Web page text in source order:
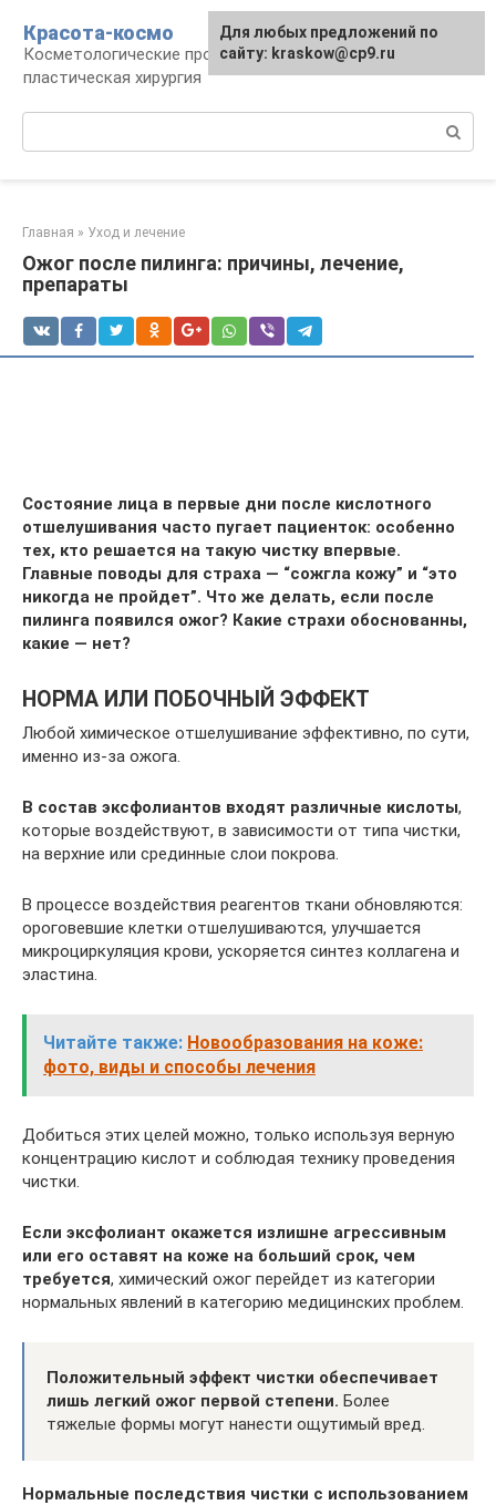
контенту
Красота-космо
Косметологические процедуры,
пластическая хирургия
Главная » Уход и лечение
Ожог после пилинга: причины, лечение,
препараты
Состояние лица в первые дни после кислотного
отшелушивания часто пугает пациенток: особенно
тех, кто решается на такую чистку впервые.
Главные поводы для страха — “сожгла кожу” и “это
никогда не пройдет”. Что же делать, если после
пилинга появился ожог? Какие страхи обоснованны,
какие — нет?
НОРМА ИЛИ ПОБОЧНЫЙ ЭФФЕКТ
Любой химическое отшелушивание эффективно, по сути,
именно из-за ожога.
В состав эксфолиантов входят различные кислоты,
которые воздействуют, в зависимости от типа чистки,
на верхние или срединные слои покрова.
В процессе воздействия реагентов ткани обновляются:
ороговевшие клетки отшелушиваются, улучшается
микроциркуляция крови, ускоряется синтез коллагена и
эластина.
Читайте также: Новообразования на коже:
фото, виды и способы лечения
Добиться этих целей можно, только используя верную
концентрацию кислот и соблюдая технику проведения
чистки.
Если эксфолиант окажется излишне агрессивным
или его оставят на коже на больший срок, чем
требуется, химический ожог перейдет из категории
нормальных явлений в категорию медицинских проблем.
Положительный эффект чистки обеспечивает
лишь легкий ожог первой степени. Более
тяжелые формы могут нанести ощутимый вред.
Нормальные последствия чистки с использованием
Для любых предложений по
сайту: kraskow@cp9.ru